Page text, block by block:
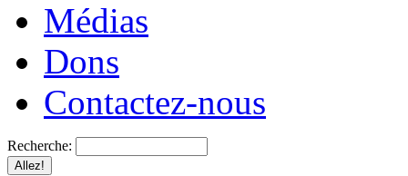
Médias
Dons
Contactez-nous
Recherche: